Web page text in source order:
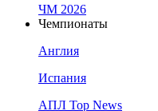
ЧМ 2026
Чемпионаты
Англия
Испания
АПЛ Top News